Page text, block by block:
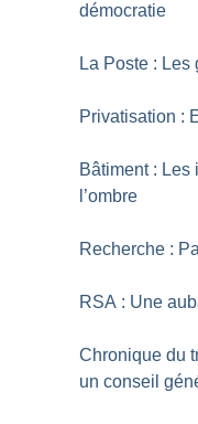
démocratie
La Poste :
Privatisation :
Bâtiment : Les
l’ombre
Recherche :
RSA : Une
Chronique du
un conseil